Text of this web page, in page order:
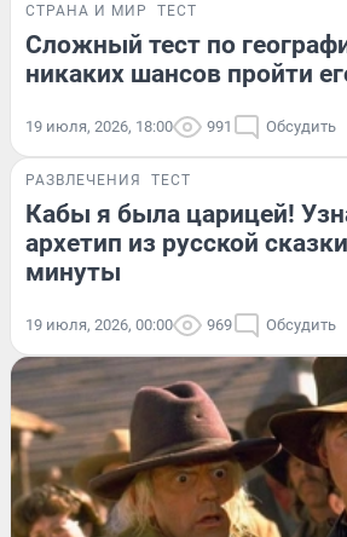
СТРАНА И МИР ТЕСТ
Сложный тест по
никаких шансов пройти
19 июля, 2026, 18:00 991 Обсудить
РАЗВЛЕЧЕНИЯ ТЕСТ
Кабы я была царицей!
архетип из русской
минуты
19 июля, 2026, 00:00 969 Обсудить